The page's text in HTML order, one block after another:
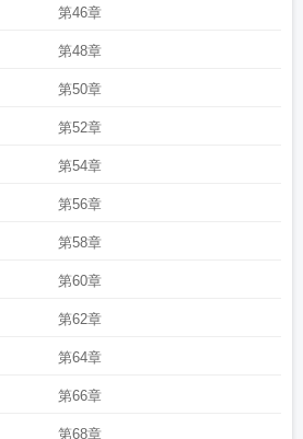
第46章
第48章
第50章
第52章
第54章
第56章
第58章
第60章
第62章
第64章
第66章
第68章